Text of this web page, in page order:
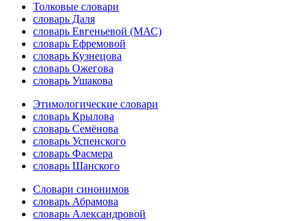
Толковые словари
словарь Даля
словарь Евгеньевой (МАС)
словарь Ефремовой
словарь Кузнецова
словарь Ожегова
словарь Ушакова
Этимологические словари
словарь Крылова
словарь Семёнова
словарь Успенского
словарь Фасмера
словарь Шанского
Словари синонимов
словарь Абрамова
словарь Александровой